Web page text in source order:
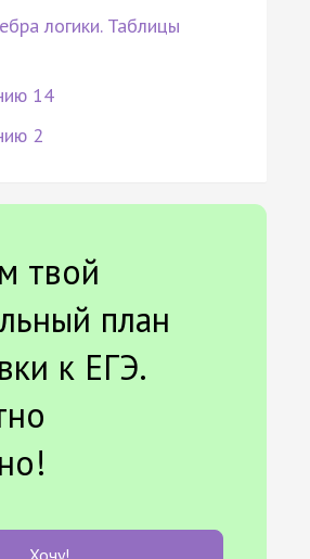
логики. Таблицы
14
2
твой
план
к ЕГЭ.